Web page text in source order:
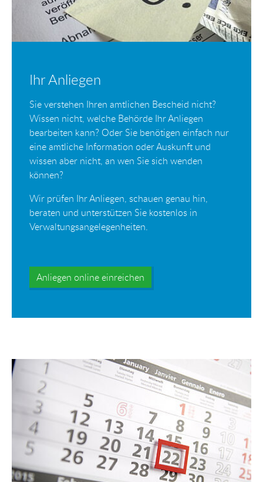
Ihr Anliegen
Sie verstehen Ihren amtlichen Bescheid nicht?
Wissen nicht, welche Behörde Ihr Anliegen
bearbeiten kann? Oder Sie benötigen einfach nur
eine amtliche Information oder Auskunft und
wissen aber nicht, an wen Sie sich wenden
können?
Wir prüfen Ihr Anliegen, schauen genau hin,
beraten und unterstützen Sie kostenlos in
Verwaltungsangelegenheiten.
Anliegen online einreichen